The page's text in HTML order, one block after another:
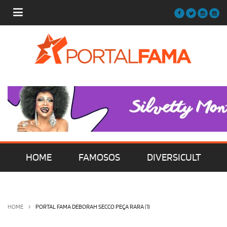
HOME FAMOSOS DIVERSICULT
HOME PORTAL FAMA DEBORAH SECCO PEÇA RARA (1)